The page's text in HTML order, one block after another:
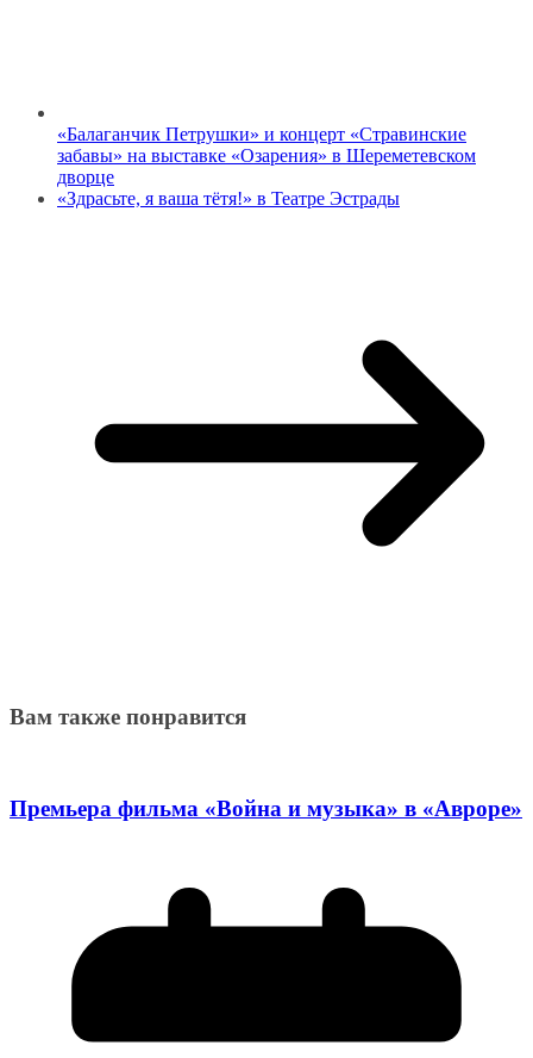
«Балаганчик Петрушки» и концерт «Стравинские
забавы» на выставке «Озарения» в Шереметевском
дворце
«Здрасьте, я ваша тётя!» в Театре Эстрады
Вам также понравится
Премьера фильма «Война и музыка» в «Авроре»